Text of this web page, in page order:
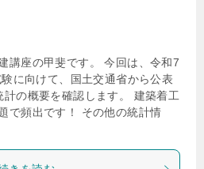
講座の甲斐です。 今回は、令和7
に向けて、国土交通省から公表
計の概要を確認します。 建築着工
で頻出です！ その他の統計情